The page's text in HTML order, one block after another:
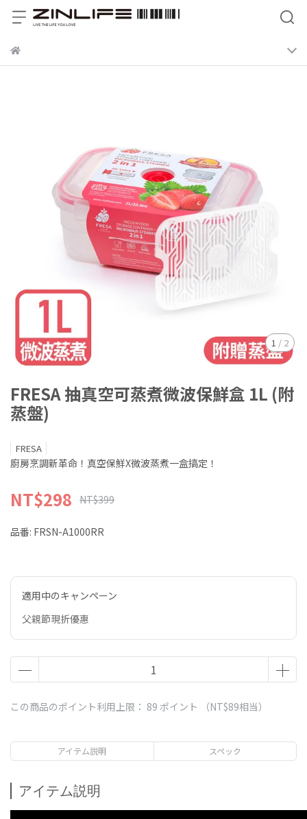
1 / 2
FRESA 抽真空可蒸煮微波保鮮盒 1L (附
蒸盤)
FRESA
廚房烹調新革命！真空保鮮X微波蒸煮一盒搞定！
NT$298 NT$399
品番: FRSN-A1000RR
適用中のキャンペーン
父親節現折優惠
この商品のポイント利用上限： 89 ポイント （NT$89相当）
アイテム説明 スペック
アイテム説明